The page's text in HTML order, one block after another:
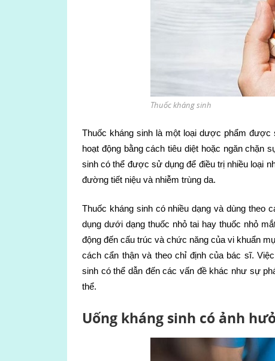
Thuốc kháng sinh
Thuốc kháng sinh là một loại dược phẩm được
hoạt động bằng cách tiêu diệt hoặc ngăn chặn
sinh có thể được sử dụng để điều trị nhiều loại
đường tiết niệu và nhiễm trùng da.
Thuốc kháng sinh có nhiều dạng và dùng theo
dụng dưới dạng thuốc nhỏ tai hay thuốc nhỏ
động đến cấu trúc và chức năng của vi khuẩn
cách cẩn thận và theo chỉ định của bác sĩ.
sinh có thể dẫn đến các vấn đề khác như sự
thể.
Uống kháng sinh có ảnh